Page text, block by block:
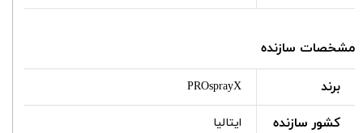
مشخصات سازنده
برند PROsprayX
کشور سازنده ایتالیا